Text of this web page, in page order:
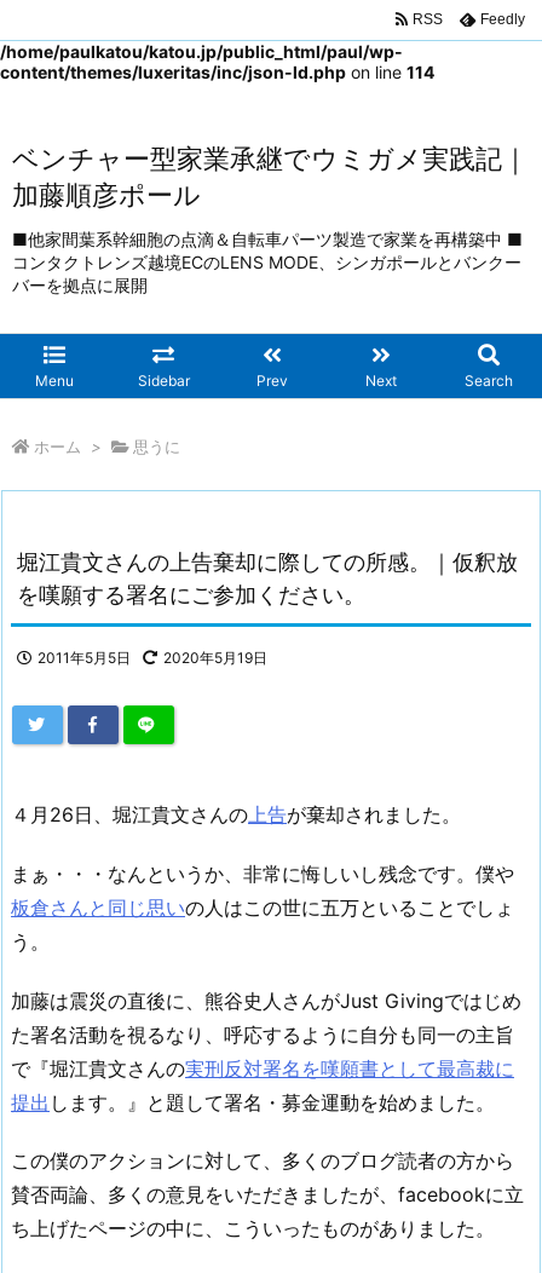
/home/paulkatou/katou.jp/public_html/paul/wp-
content/themes/luxeritas/inc/json-ld.php on line 114
ベンチャー型家業承継でウミガメ実践記｜
加藤順彦ポール
■他家間葉系幹細胞の点滴＆自転車パーツ製造で家業を再構築中 ■
コンタクトレンズ越境ECのLENS MODE、シンガポールとバンクー
バーを拠点に展開
Menu Sidebar Prev Next Search
RSS Feedly
ホーム > 思うに
堀江貴文さんの上告棄却に際しての所感。｜仮釈放
を嘆願する署名にご参加ください。
2011年5月5日 2020年5月19日
４月26日、堀江貴文さんの上告が棄却されました。
まぁ・・・なんというか、非常に悔しいし残念です。僕や
板倉さんと同じ思いの人はこの世に五万といることでしょ
う。
加藤は震災の直後に、熊谷史人さんがJust Givingではじめ
た署名活動を視るなり、呼応するように自分も同一の主旨
で『堀江貴文さんの実刑反対署名を嘆願書として最高裁に
提出 します。』と題して署名・募金運動を始めました。
この僕のアクションに対して、多くのブログ読者の方から
賛否両論、多くの意見をいただきましたが、facebookに立
ち上げたページの中に、こういったものがありました。